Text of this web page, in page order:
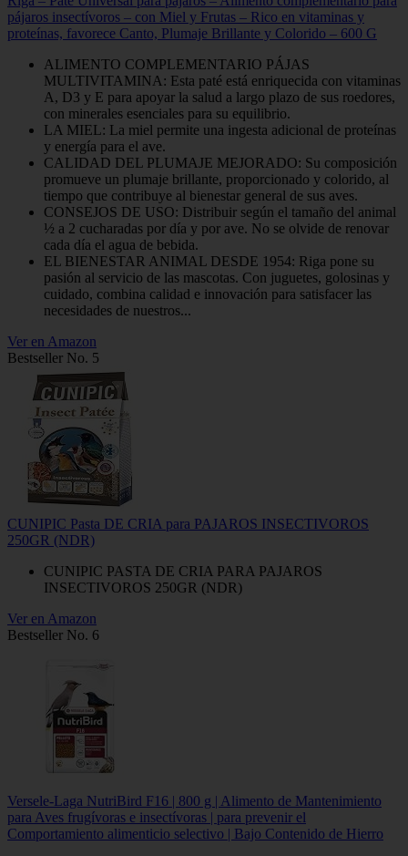
pájaros insectívoros – con Miel y Frutas – Rico en vitaminas y
proteínas, favorece Canto, Plumaje Brillante y Colorido – 600 G
ALIMENTO COMPLEMENTARIO PÁJAS
MULTIVITAMINA: Esta paté está enriquecida con vitaminas
A, D3 y E para apoyar la salud a largo plazo de sus roedores,
con minerales esenciales para su equilibrio.
LA MIEL: La miel permite una ingesta adicional de proteínas
y energía para el ave.
CALIDAD DEL PLUMAJE MEJORADO: Su composición
promueve un plumaje brillante, proporcionado y colorido, al
tiempo que contribuye al bienestar general de sus aves.
CONSEJOS DE USO: Distribuir según el tamaño del animal
½ a 2 cucharadas por día y por ave. No se olvide de renovar
cada día el agua de bebida.
EL BIENESTAR ANIMAL DESDE 1954: Riga pone su
pasión al servicio de las mascotas. Con juguetes, golosinas y
cuidado, combina calidad e innovación para satisfacer las
necesidades de nuestros...
Ver en Amazon
Bestseller No. 5
CUNIPIC Pasta DE CRIA para PAJAROS INSECTIVOROS
250GR (NDR)
CUNIPIC PASTA DE CRIA PARA PAJAROS
INSECTIVOROS 250GR (NDR)
Ver en Amazon
Bestseller No. 6
Versele-Laga NutriBird F16 | 800 g | Alimento de Mantenimiento
para Aves frugívoras e insectívoras | para prevenir el
Comportamiento alimenticio selectivo | Bajo Contenido de Hierro